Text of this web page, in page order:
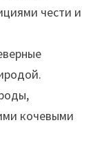
чести и
кочевыми